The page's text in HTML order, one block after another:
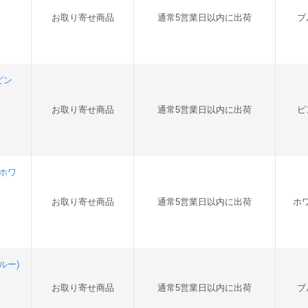
お取り寄せ商品 通常5営業日以内に出荷 ブ
ン
お取り寄せ商品 通常5営業日以内に出荷
ワ
お取り寄せ商品 通常5営業日以内に出荷 ホ
ー)
お取り寄せ商品 通常5営業日以内に出荷 ブ